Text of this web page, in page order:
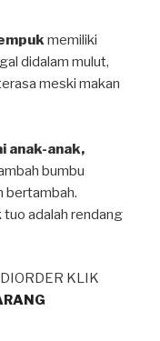
memiliki
didalam mulut,
meski makan
anak-anak,
bumbu
bertambah⁣.
adalah rendang
KLIK